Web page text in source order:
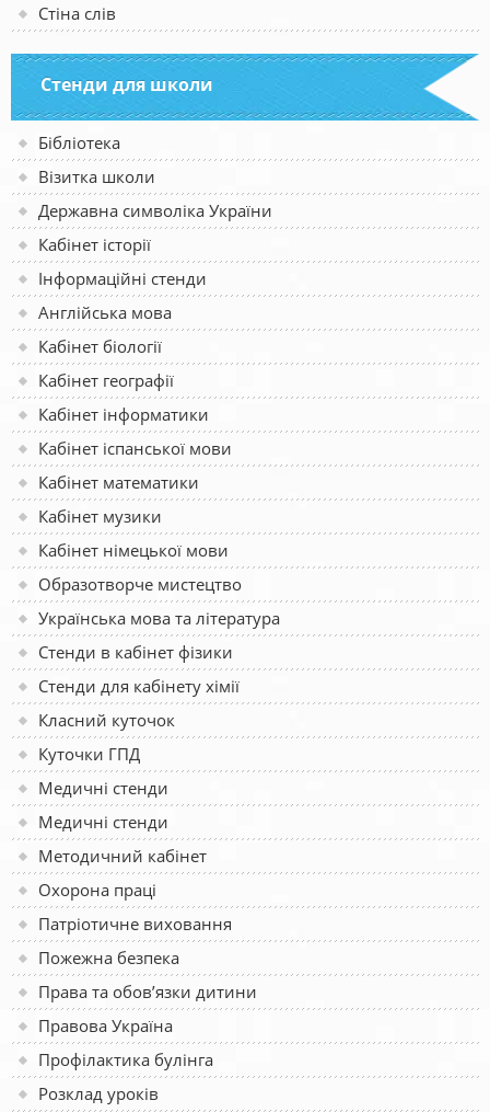
Стіна слів
Стенди для школи
Бібліотека
Візитка школи
Державна символіка України
Кабінет історії
Інформаційні стенди
Англійська мова
Кабінет біології
Кабінет географії
Кабінет інформатики
Кабінет іспанської мови
Кабінет математики
Кабінет музики
Кабінет німецької мови
Образотворче мистецтво
Українська мова та література
Стенди в кабінет фізики
Стенди для кабінету хімії
Класний куточок
Куточки ГПД
Медичні стенди
Медичні стенди
Методичний кабінет
Охорона праці
Патріотичне виховання
Пожежна безпека
Права та обов’язки дитини
Правова Україна
Профілактика булінга
Розклад уроків